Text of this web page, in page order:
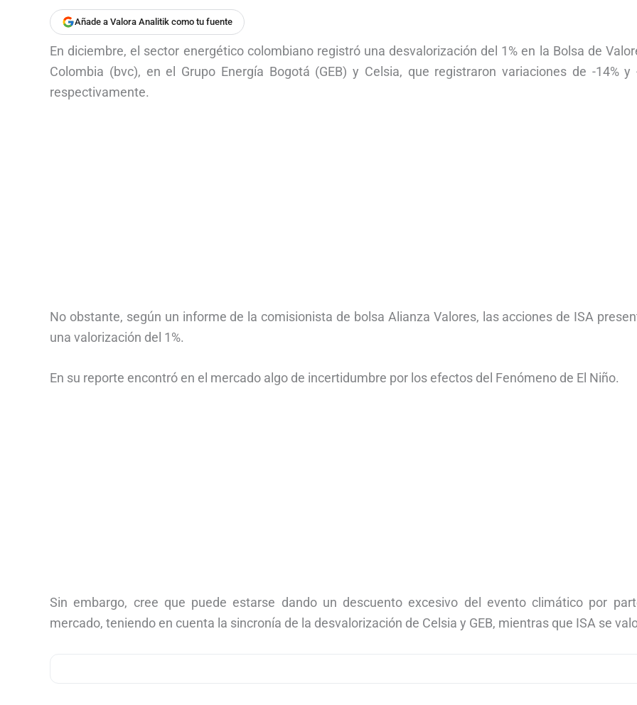
Añade a Valora Analitik como tu fuente
En diciembre, el sector energético colombiano registró una desvalorización del 1% en la Bolsa de
Colombia (bvc), en el Grupo Energía Bogotá (GEB) y Celsia, que registraron variaciones de -14% y
respectivamente.
No obstante, según un informe de la comisionista de bolsa Alianza Valores, las acciones de ISA
una valorización del 1%.
En su reporte encontró en el mercado algo de incertidumbre por los efectos del Fenómeno de El Niño.
Sin embargo, cree que puede estarse dando un descuento excesivo del evento climático por
mercado, teniendo en cuenta la sincronía de la desvalorización de Celsia y GEB, mientras que ISA se